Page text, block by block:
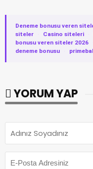
Deneme bonusu veren
siteler
· Casino siteleri ·
bonusu veren siteler 2026
deneme bonusu
·
YORUM YAP